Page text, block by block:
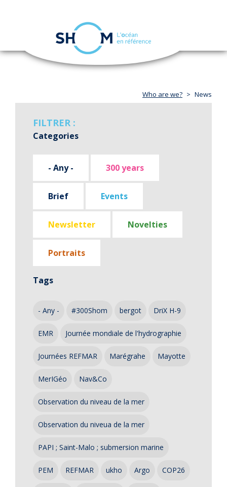
Skip
navigation
Who are we? News
FILTRER :
Categories
- Any - 300 years
Brief Events
Newsletter Novelties
Portraits
Tags
- Any - #300Shom bergot DriX H-9
EMR Journée mondiale de l'hydrographie
Journées REFMAR Marégrahe Mayotte
MerIGéo Nav&Co
Observation du niveau de la mer
Observation du niveua de la mer
PAPI ; Saint-Malo ; submersion marine
PEM REFMAR ukho Argo COP26